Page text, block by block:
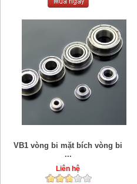
VB1 vòng bi mặt bích vòng bi
...
Liên hệ